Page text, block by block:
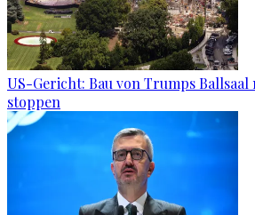
US-Gericht: Bau von Trumps Ballsaal
stoppen